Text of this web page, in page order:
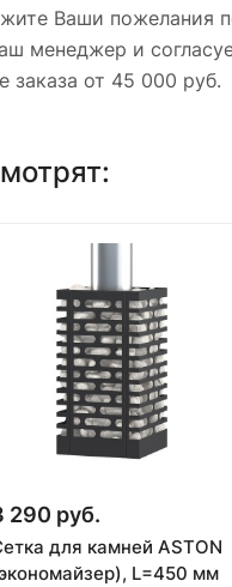
Ваши пожелания
менеджер и
заказа от 45 000 руб.
290 руб.
для камней ASTON
L=450 мм